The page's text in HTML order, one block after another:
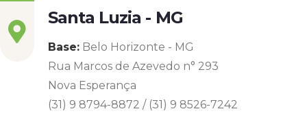
Santa Luzia - MG
Base: Belo Horizonte - MG
Rua Marcos de Azevedo n° 293
Nova Esperança
(31) 9 8794-8872 / (31) 9 8526-7242